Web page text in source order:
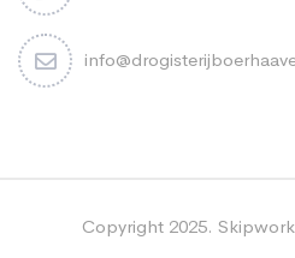
Copyright 2025.